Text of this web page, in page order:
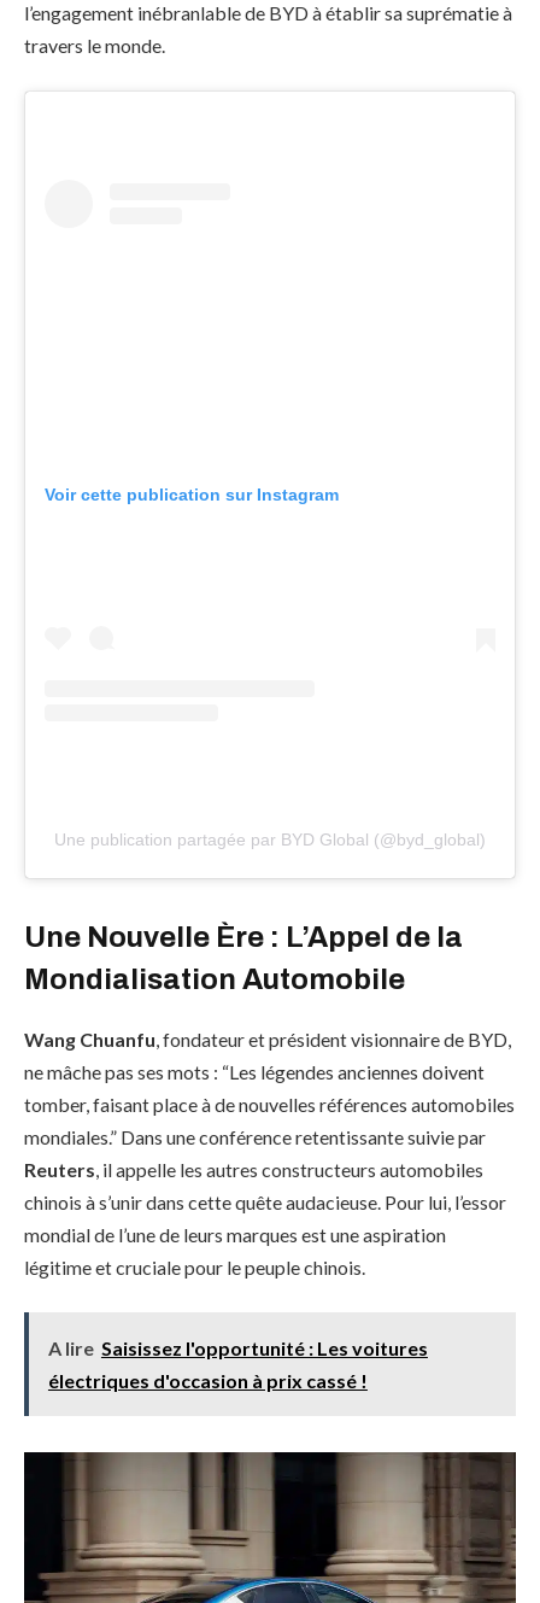
l’engagement inébranlable de BYD à établir sa suprématie à
travers le monde.
Voir cette publication sur Instagram
Une publication partagée par BYD Global (@byd_global)
Une Nouvelle Ère : L’Appel de la
Mondialisation Automobile
Wang Chuanfu, fondateur et président visionnaire de BYD,
ne mâche pas ses mots : “Les légendes anciennes doivent
tomber, faisant place à de nouvelles références automobiles
mondiales.” Dans une conférence retentissante suivie par
Reuters, il appelle les autres constructeurs automobiles
chinois à s’unir dans cette quête audacieuse. Pour lui, l’essor
mondial de l’une de leurs marques est une aspiration
légitime et cruciale pour le peuple chinois.
A lire Saisissez l'opportunité : Les voitures
électriques d'occasion à prix cassé !